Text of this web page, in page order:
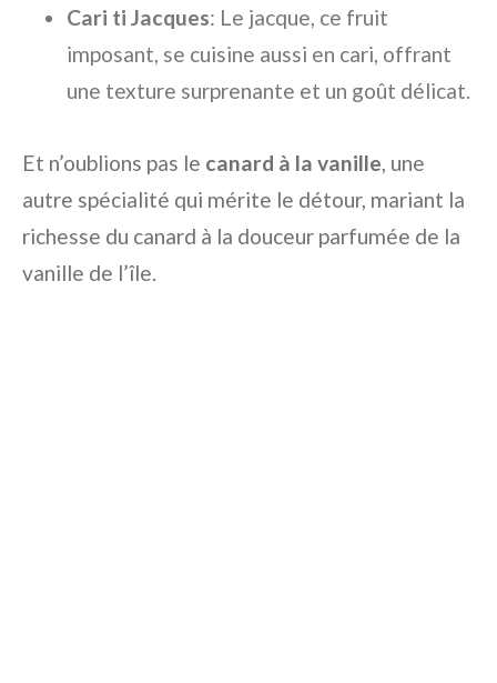
Cari ti Jacques: Le jacque, ce fruit
imposant, se cuisine aussi en cari, offrant
une texture surprenante et un goût délicat.
Et n’oublions pas le canard à la vanille, une
autre spécialité qui mérite le détour, mariant la
richesse du canard à la douceur parfumée de la
vanille de l’île.